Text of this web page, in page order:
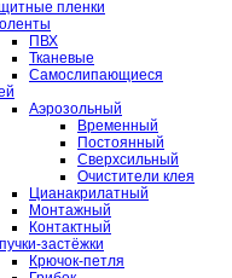
пленки
ПВХ
Тканевые
Самослипающиеся
Аэрозольный
Временный
Постоянный
Сверхсильный
Очистители клея
Цианакрилатный
Монтажный
Контактный
застёжки
Крючок-петля